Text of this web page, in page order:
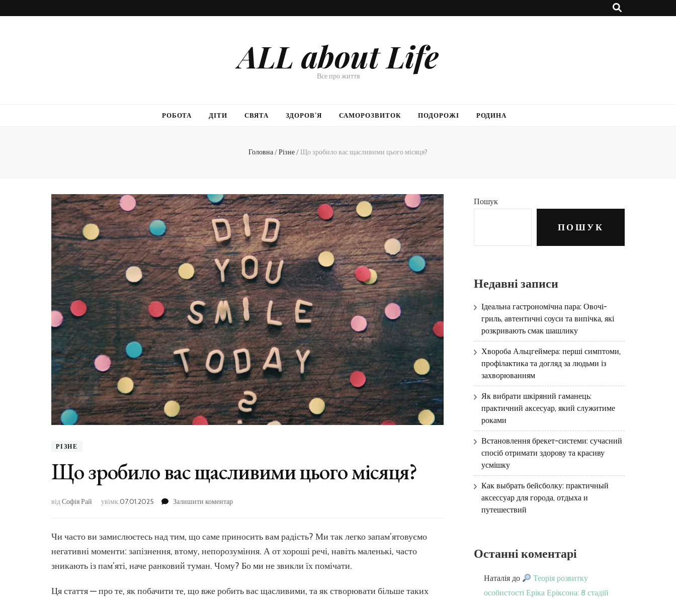
ALL about Life
Все про життя
РОБОТА ДІТИ СВЯТА ЗДОРОВ’Я САМОРОЗВИТОК ПОДОРОЖІ РОДИНА
Головна/Різне/Що зробило вас щасливими цього місяця?
РІЗНЕ
Що зробило вас щасливими цього місяця?
відСофія Рай увімк.07.01.2025 Залишити коментардо
цього
місяця?
Чи часто ви замислюєтесь над тим, що саме приносить вам радість? Ми так легко запам’ятовуємо
негативні моменти: запізнення, втому, непорозуміння. А от хороші речі, навіть маленькі, часто
зникають із пам’яті, наче ранковий туман. Чому? Бо ми не звикли їх помічати.
Ця стаття — про те, як побачити те, що вже робить вас щасливими, та як створювати більше таких
Пошук
ПОШУК
Недавні записи
Ідеальна гастрономічна пара: Овочі-
гриль, автентичні соуси та випічка, які
розкривають смак шашлику
Хвороба Альцгеймера: перші симптоми,
профілактика та догляд за людьми із
захворюванням
Як вибрати шкіряний гаманець:
практичний аксесуар, який служитиме
роками
Встановлення брекет-системи: сучасний
спосіб отримати здорову та красиву
усмішку
Как выбрать бейсболку: практичный
аксессуар для города, отдыха и
путешествий
Останні коментарі
Наталія до
Теорія розвитку
особистості Еріка Еріксона: 8 стадій